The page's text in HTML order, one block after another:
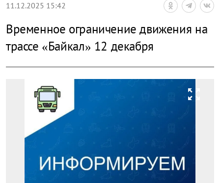
11.12.2025 15:42
Временное ограничение движения на
трассе «Байкал» 12 декабря
zoom_out_map